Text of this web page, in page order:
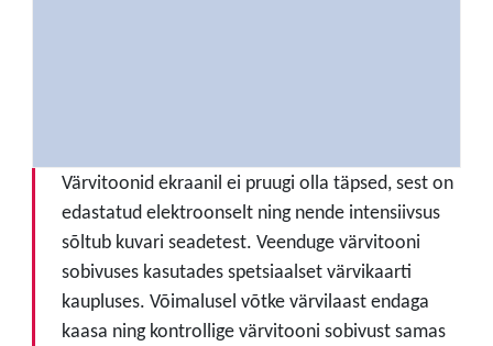
Värvitoonid ekraanil ei pruugi olla täpsed, sest on
edastatud elektroonselt ning nende intensiivsus
sõltub kuvari seadetest. Veenduge värvitooni
sobivuses kasutades spetsiaalset värvikaarti
kaupluses. Võimalusel võtke värvilaast endaga
kaasa ning kontrollige värvitooni sobivust samas